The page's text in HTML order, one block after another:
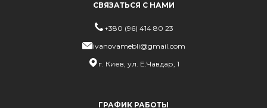
СВЯЗАТЬСЯ С НАМИ
+380 (96) 414 80 23
ivanovamebli@gmail.com
г. Киев, ул. Е.Чавдар, 1
ГРАФИК РАБОТЫ